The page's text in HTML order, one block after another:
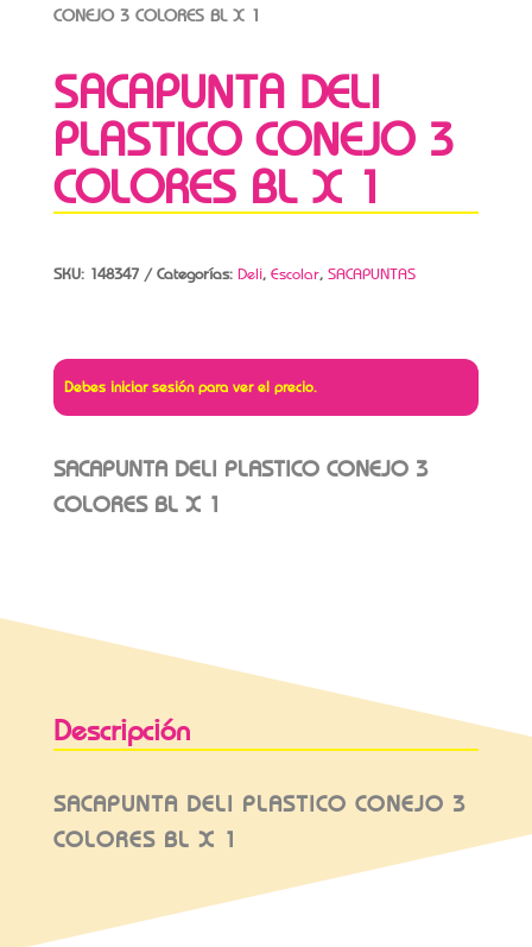
CONEJO 3 COLORES BL X 1
SACAPUNTA DELI
PLASTICO CONEJO 3
COLORES BL X 1
SKU: 148347 Categorías: Deli, Escolar, SACAPUNTAS
Debes iniciar sesión para ver el precio.
SACAPUNTA DELI PLASTICO CONEJO 3
COLORES BL X 1
Descripción
SACAPUNTA DELI PLASTICO CONEJO 3
COLORES BL X 1